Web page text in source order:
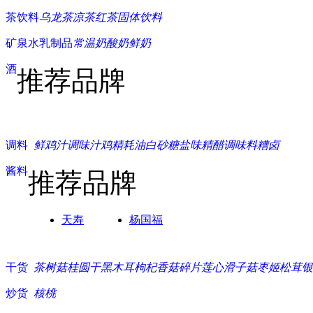
茶饮料乌龙茶凉茶红茶固体饮料
矿泉水乳制品常温奶酸奶鲜奶
酒推荐品牌
调料 鲜鸡汁调味汁鸡精耗油白砂糖盐味精醋调味料糟卤
酱料推荐品牌
天寿 杨国福
干货 茶树菇桂圆干黑木耳枸杞香菇碎片莲心滑子菇枣姬松茸
炒货 核桃